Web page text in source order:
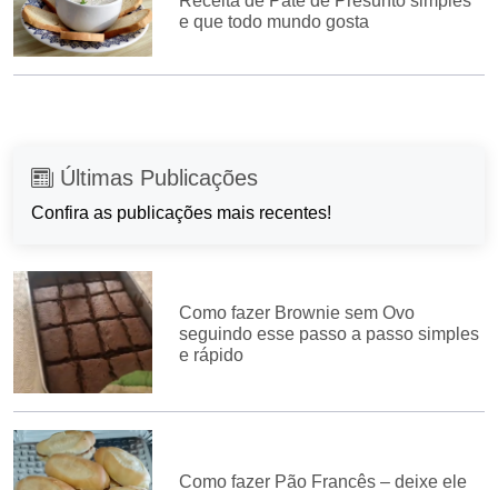
e que todo mundo gosta
Últimas Publicações
Confira as publicações mais recentes!
Como fazer Brownie sem Ovo
seguindo esse passo a passo simples
e rápido
Como fazer Pão Francês – deixe ele